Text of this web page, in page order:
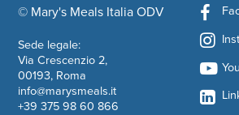
© Mary's Meals Italia ODVcompany
Sede legale:
Via Crescenzio 2,
00193, Roma
info@marysmeals.it
+39 375 98 60 866